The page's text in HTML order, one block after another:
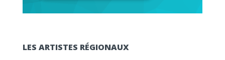
LES ARTISTES RÉGIONAUX